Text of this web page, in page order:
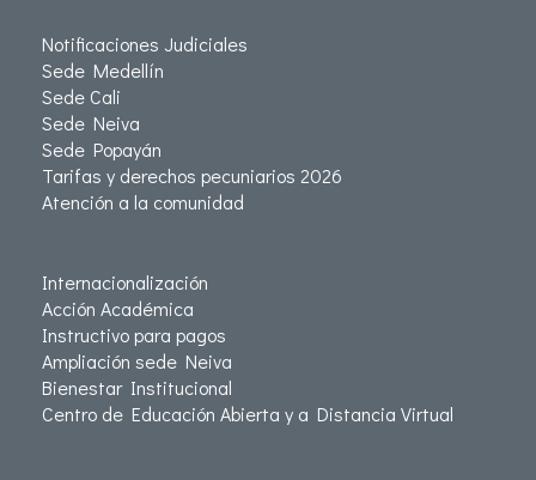
Notificaciones Judiciales
Sede Medellín
Sede Cali
Sede Neiva
Sede Popayán
Tarifas y derechos pecuniarios 2026
Atención a la comunidad
Internacionalización
Acción Académica
Instructivo para pagos
Ampliación sede Neiva
Bienestar Institucional
Centro de Educación Abierta y a Distancia Virtual